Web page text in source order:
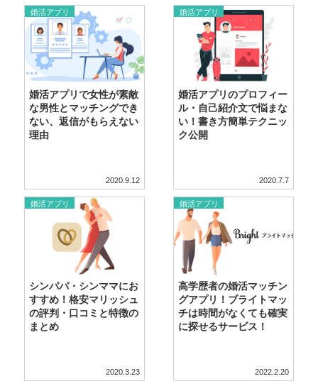
婚活アプリで女性が素敵
な男性とマッチングでき
ない、返信がもらえない
理由
2020.9.12
婚活アプリ
婚活アプリのプロフィー
ル・自己紹介文で悩まな
い！書き方簡単テクニッ
ク公開
2020.7.7
婚活アプリ
シンパパ・シンママにお
すすめ！格安マリッシュ
の評判・口コミと特徴の
まとめ
2020.3.23
婚活アプリ
高学歴者の婚活マッチン
グアプリ！ブライトマッ
チは時間がなくても確実
に探せるサービス！
2022.2.20
婚活アプリ